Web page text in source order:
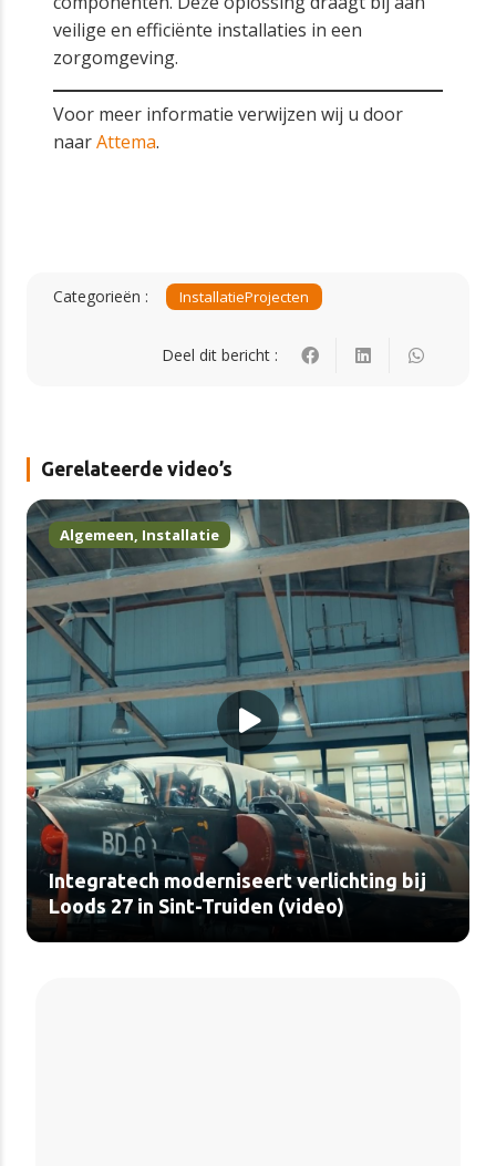
veilige en efficiënte installaties in een
zorgomgeving.
Voor meer informatie verwijzen wij u door
naarAttema.
Categorieën : InstallatieProjecten
Deel dit bericht :
Gerelateerde video’s
Algemeen, Installatie
Integratech moderniseert verlichting bij
Loods 27 in Sint-Truiden (video)